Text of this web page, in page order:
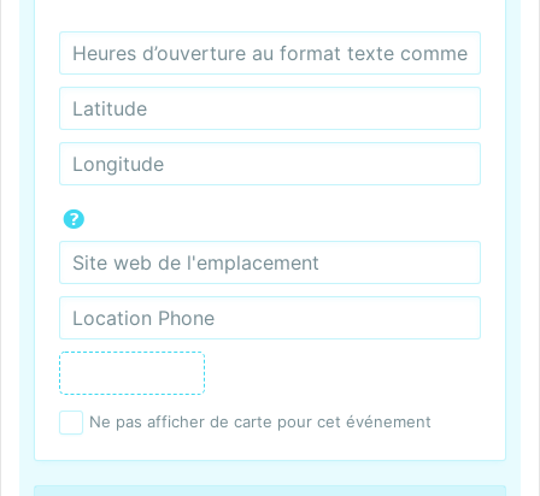
Ne pas afficher de carte pour cet événement